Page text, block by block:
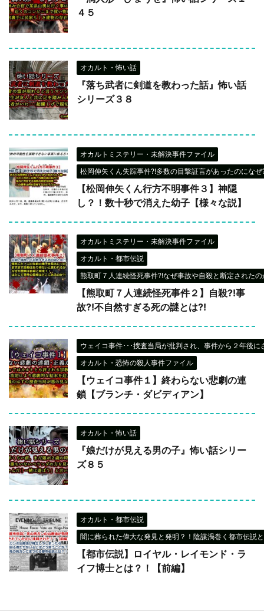
４５
オカルト・怖い話
『落ち武者に剣道を教わった話』怖い話
シリーズ３８
オカルトミステリー・未解決事件ファイル
松岡伸矢くん失踪事件?!多数の目撃証言があったのにな
【松岡伸矢くん行方不明事件３】神隠
し？！数十秒で消えた幼子【様々な説】
オカルトミステリー・未解決事件ファイル
オカルト・都市伝説
熊取町７人連続怪死事件?!なぜ事故や自殺と断定された
【熊取町７人連続怪死事件２】自殺?!事
故?!不自然すぎる死の謎とは?!
ウェイコ事件･･･捜査当局が批判され、事件から２年後
オカルト・恐怖の殺人事件ファイル
【ウェイコ事件１】終わらない悲劇の連
鎖【ブランチ・ダビディアン】
オカルト・怖い話
『娘だけが見える男の子』怖い話シリー
ズ８５
オカルト・都市伝説
闇に葬られた偉大な発見と発明？！陰謀渦巻く都市伝説
【都市伝説】ロイヤル・レイモンド・ラ
イフ博士とは？！【前編】